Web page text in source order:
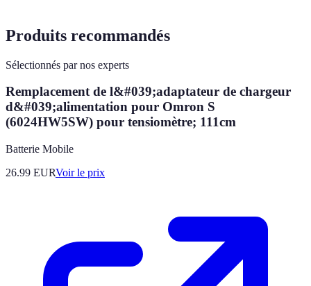
Produits recommandés
Sélectionnés par nos experts
Remplacement de l&#039;adaptateur de chargeur
d&#039;alimentation pour Omron S
(6024HW5SW) pour tensiomètre; 111cm
Batterie Mobile
26.99 EURVoir le prix